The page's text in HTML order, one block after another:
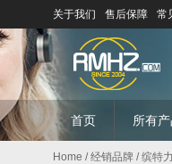
关于我们 售后保障 常
首页 所有
Home /经销品牌 /缤特